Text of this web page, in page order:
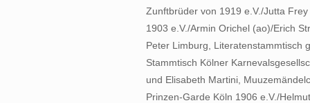
Zunftbrüder von 1919 e.V./Jutta
1903 e.V./Armin Orichel (ao)/Erich
Peter Limburg, Literatenstammtisch
Stammtisch Kölner
und Elisabeth Martini,
Prinzen-Garde Köln 1906 e.V./